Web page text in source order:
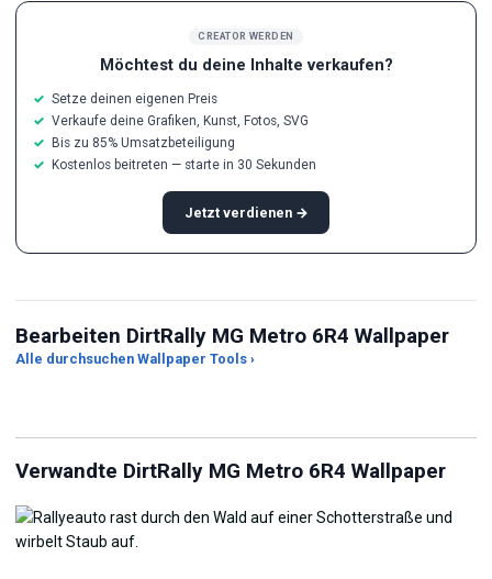
CREATOR WERDEN
Möchtest du deine Inhalte verkaufen?
Setze deinen eigenen Preis
Verkaufe deine Grafiken, Kunst, Fotos, SVG
Bis zu 85% Umsatzbeteiligung
Kostenlos beitreten — starte in 30 Sekunden
Jetzt verdienen →
Bearbeiten DirtRally MG Metro 6R4 Wallpaper
Alle durchsuchen Wallpaper Tools ›
JPG-Kompressor Live Wallpaper Maker
Verwandte DirtRally MG Metro 6R4 Wallpaper